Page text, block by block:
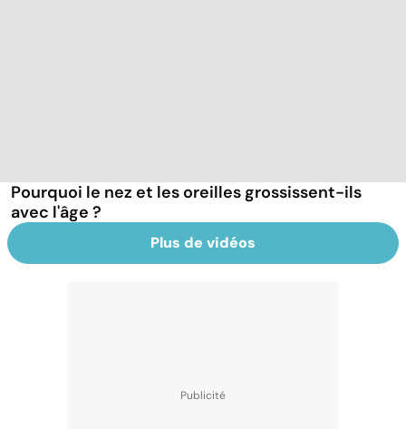
Pourquoi le nez et les oreilles grossissent-ils
avec l'âge ?
Plus de vidéos